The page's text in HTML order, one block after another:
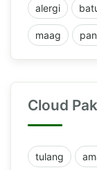
alergi
maag
Cloud
tulang